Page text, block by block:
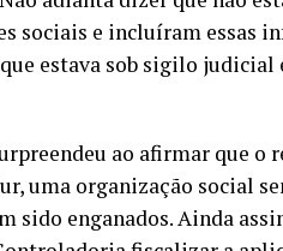
sociais e incluíram essas
estava sob sigilo
ao afirmar que
uma organização social
sido enganados. Ainda